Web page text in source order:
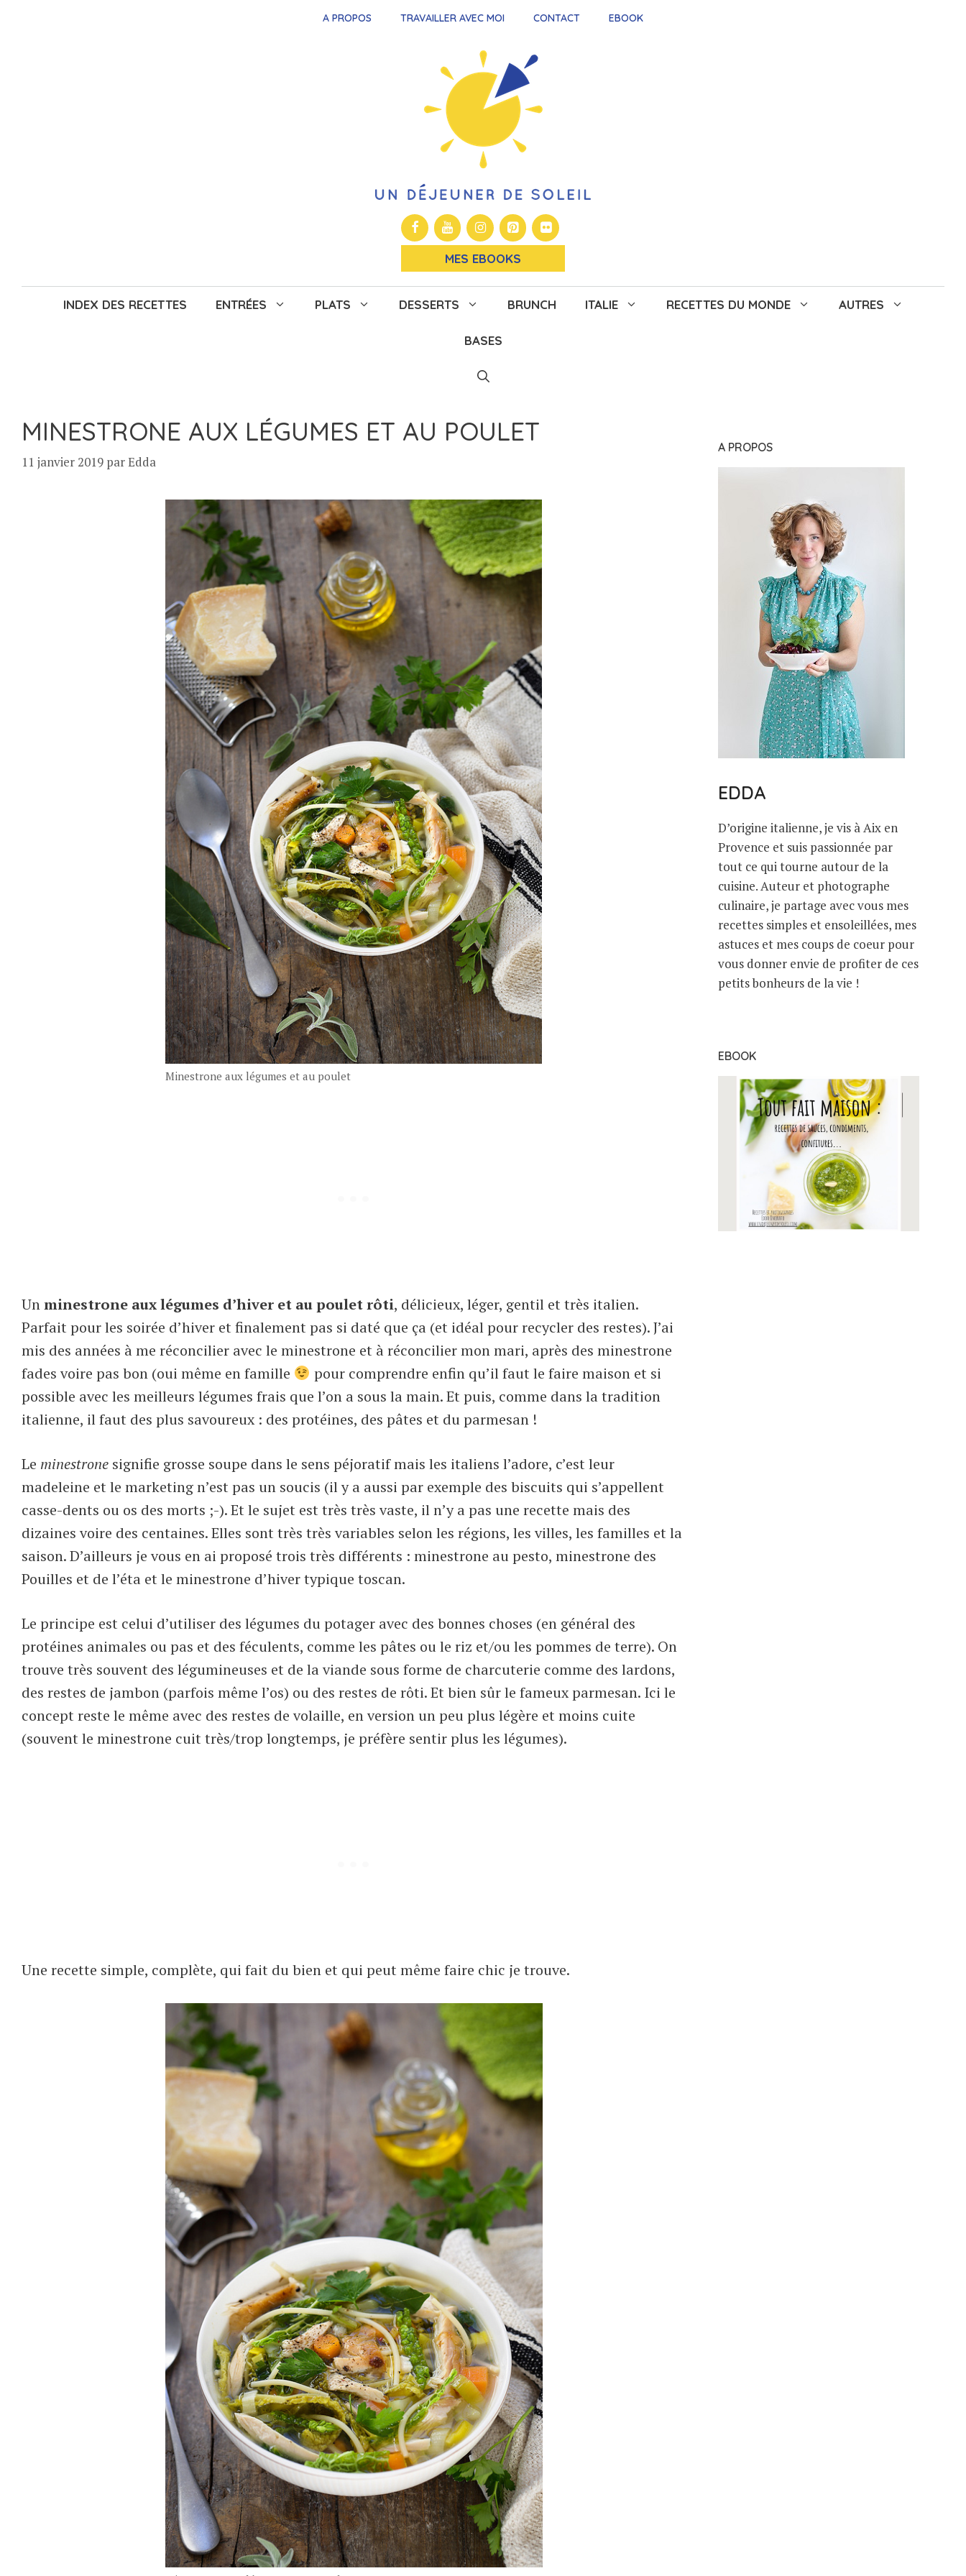
A PROPOS TRAVAILLER AVEC MOI CONTACT EBOOK
MES EBOOKS
INDEX DES RECETTES ENTRÉES PLATS DESSERTS BRUNCH ITALIE RECETTES DU MONDE AUTRES
BASES
MINESTRONE AUX LÉGUMES ET AU POULET
11 janvier 2019 parEdda
Minestrone aux légumes et au poulet
Unminestrone aux légumes d’hiver et au poulet rôti, délicieux, léger, gentil et très italien.
Parfait pour les soirée d’hiver et finalement pas si daté que ça (et idéal pour recycler des restes). J’ai
mis des années à me réconcilier avec le minestrone et à réconcilier mon mari, après des minestrone
fades voire pas bon (oui même en famille
pour comprendre enfin qu’il faut le faire maison et si
possible avec les meilleurs légumes frais que l’on a sous la main. Et puis, comme dans la tradition
italienne, il faut des plus savoureux : des protéines, des pâtes et du parmesan !
Le minestrone signifie grosse soupe dans le sens péjoratif mais les italiens l’adore, c’est leur
madeleine et le marketing n’est pas un soucis (il y a aussi par exemple des biscuits qui s’appellent
casse-dents ou os des morts ;-). Et le sujet est très très vaste, il n’y a pas une recette mais des
dizaines voire des centaines. Elles sont très très variables selon les régions, les villes, les familles et la
saison. D’ailleurs je vous en ai proposé trois très différents : minestrone au pesto, minestrone des
Pouilles et de l’éta et le minestrone d’hiver typique toscan.
Le principe est celui d’utiliser des légumes du potager avec des bonnes choses (en général des
protéines animales ou pas et des féculents, comme les pâtes ou le riz et/ou les pommes de terre). On
trouve très souvent des légumineuses et de la viande sous forme de charcuterie comme des lardons,
des restes de jambon (parfois même l’os) ou des restes de rôti. Et bien sûr le fameux parmesan. Ici le
concept reste le même avec des restes de volaille, en version un peu plus légère et moins cuite
(souvent le minestrone cuit très/trop longtemps, je préfère sentir plus les légumes).
Une recette simple, complète, qui fait du bien et qui peut même faire chic je trouve.
A PROPOS
EDDA
D’origine italienne, je vis à Aix en
Provence et suis passionnée par
tout ce qui tourne autour de la
cuisine. Auteur et photographe
culinaire, je partage avec vous mes
recettes simples et ensoleillées, mes
astuces et mes coups de coeur pour
vous donner envie de profiter de ces
petits bonheurs de la vie !
EBOOK